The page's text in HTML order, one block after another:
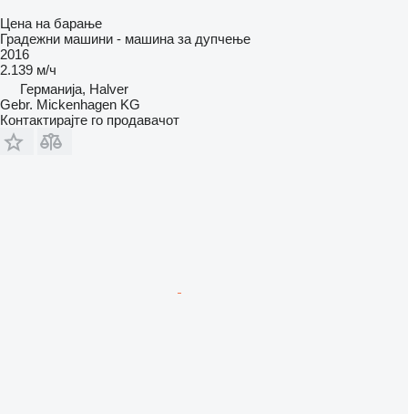
Цена на барање
Градежни машини - машина за дупчење
2016
2.139 м/ч
Германија, Halver
Gebr. Mickenhagen KG
Контактирајте го продавачот